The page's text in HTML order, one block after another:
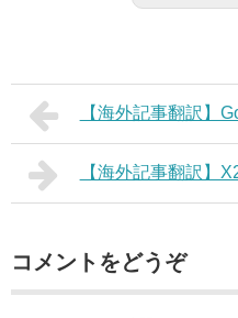
【海外記事翻訳】
【海外記事翻訳】
コメントをどうぞ